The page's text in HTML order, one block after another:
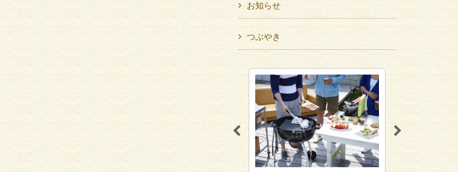
お知らせ
つぶやき